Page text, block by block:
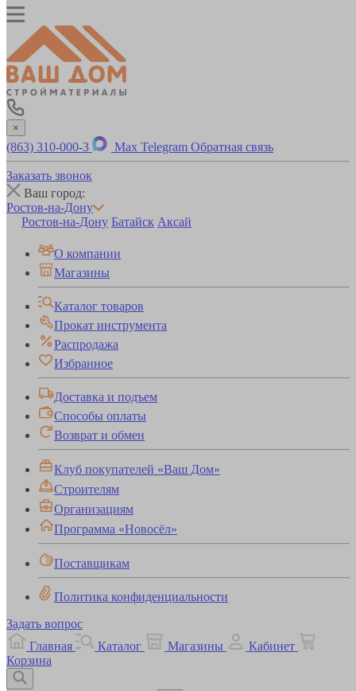
×
(863) 310-000-3 Max Telegram Обратная связь
Заказать звонок
Ваш город:
Ростов-на-Дону
Ростов-на-Дону Батайск Аксай
О компании
Магазины
Каталог товаров
Прокат инструмента
Распродажа
Избранное
Доставка и подъем
Способы оплаты
Возврат и обмен
Клуб покупателей «Ваш Дом»
Строителям
Организациям
Программа «Новосёл»
Поставщикам
Политика конфиденциальности
Задать вопрос
Главная
Каталог Магазины
Кабинет
Корзина